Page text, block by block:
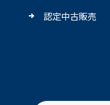
認定中古販売